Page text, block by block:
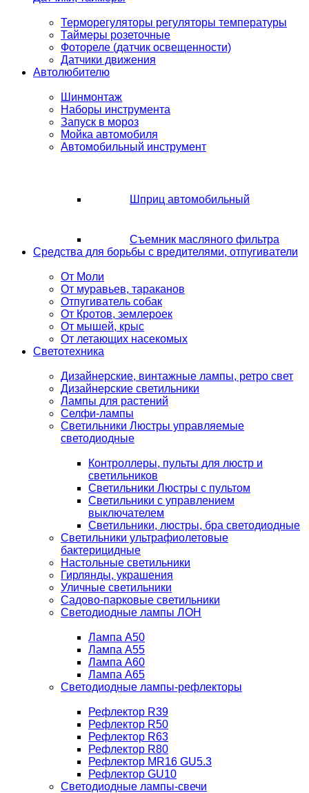
Терморегуляторы регуляторы температуры
Таймеры розеточные
Фотореле (датчик освещенности)
Датчики движения
Автолюбителю
Шинмонтаж
Наборы инструмента
Запуск в мороз
Мойка автомобиля
Автомобильный инструмент
Шприц автомобильный
Съемник масляного фильтра
Средства для борьбы с вредителями, отпугиватели
От Моли
От муравьев, тараканов
Отпугиватель собак
От Кротов, землероек
От мышей, крыс
От летающих насекомых
Светотехника
Дизайнерские, винтажные лампы, ретро свет
Дизайнерские светильники
Лампы для растений
Селфи-лампы
Светильники Люстры управляемые
светодиодные
Контроллеры, пульты для люстр и
светильников
Светильники Люстры с пультом
Светильники с управлением
выключателем
Светильники, люстры, бра светодиодные
Светильники ультрафиолетовые
бактерицидные
Настольные светильники
Гирлянды, украшения
Уличные светильники
Садово-парковые светильники
Светодиодные лампы ЛОН
Лампа A50
Лампа A55
Лампа A60
Лампа A65
Светодиодные лампы-рефлекторы
Рефлектор R39
Рефлектор R50
Рефлектор R63
Рефлектор R80
Рефлектор MR16 GU5.3
Рефлектор GU10
Светодиодные лампы-свечи